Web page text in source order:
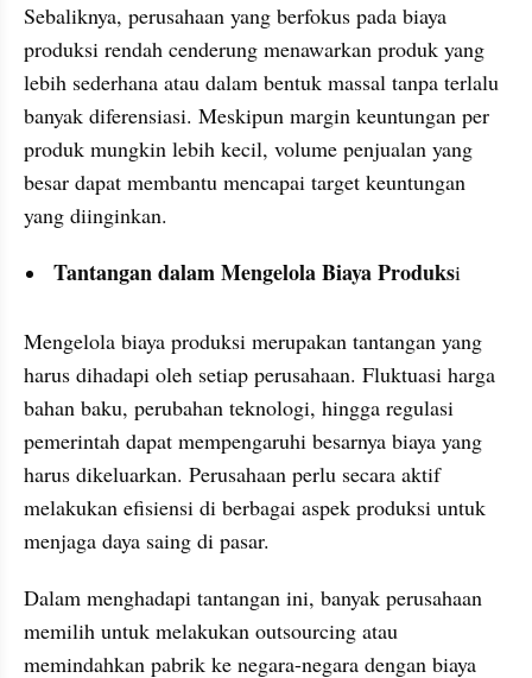
Sebaliknya, perusahaan yang berfokus pada biaya
produksi rendah cenderung menawarkan produk yang
lebih sederhana atau dalam bentuk massal tanpa terlalu
banyak diferensiasi. Meskipun margin keuntungan per
produk mungkin lebih kecil, volume penjualan yang
besar dapat membantu mencapai target keuntungan
yang diinginkan.
Tantangan dalam Mengelola Biaya Produksi
Mengelola biaya produksi merupakan tantangan yang
harus dihadapi oleh setiap perusahaan. Fluktuasi harga
bahan baku, perubahan teknologi, hingga regulasi
pemerintah dapat mempengaruhi besarnya biaya yang
harus dikeluarkan. Perusahaan perlu secara aktif
melakukan efisiensi di berbagai aspek produksi untuk
menjaga daya saing di pasar.
Dalam menghadapi tantangan ini, banyak perusahaan
memilih untuk melakukan outsourcing atau
memindahkan pabrik ke negara-negara dengan biaya